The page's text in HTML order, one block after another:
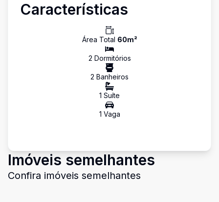
Características
Área Total 60m²
2 Dormitórios
2 Banheiros
1 Suíte
1 Vaga
Imóveis semelhantes
Confira imóveis semelhantes